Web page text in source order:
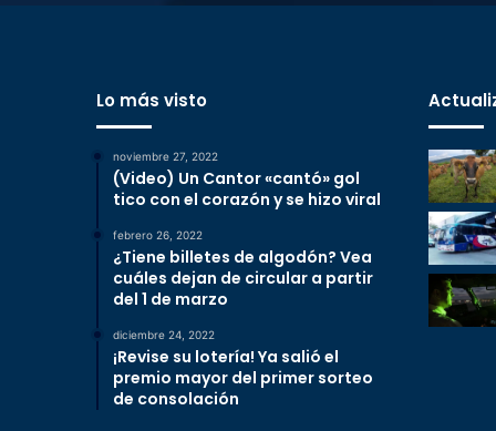
Lo más visto
noviembre 27, 2022
(Video) Un Cantor «cantó» gol
tico con el corazón y se hizo viral
febrero 26, 2022
¿Tiene billetes de algodón? Vea
cuáles dejan de circular a partir
del 1 de marzo
diciembre 24, 2022
¡Revise su lotería! Ya salió el
premio mayor del primer sorteo
de consolación